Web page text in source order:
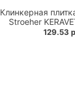
Клинкерная
Stroeher
129.53